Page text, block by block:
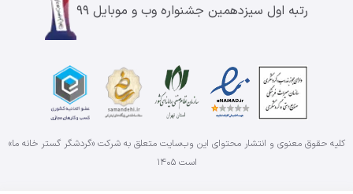
رتبه اول سیزدهمین جشنواره وب و موبایل ۹۹
کلیه حقوق معنوی و انتشار محتوای این وب‌سایت متعلق به شرکت «گردشگر گستر خانه ما»
است۱۴۰۵